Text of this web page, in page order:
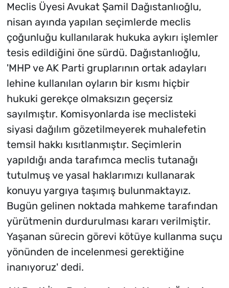
Meclis Üyesi Avukat Şamil Dağıstanlıoğlu,
nisan ayında yapılan seçimlerde meclis
çoğunluğu kullanılarak hukuka aykırı işlemler
tesis edildiğini öne sürdü. Dağıstanlıoğlu,
'MHP ve AK Parti gruplarının ortak adayları
lehine kullanılan oyların bir kısmı hiçbir
hukuki gerekçe olmaksızın geçersiz
sayılmıştır. Komisyonlarda ise meclisteki
siyasi dağılım gözetilmeyerek muhalefetin
temsil hakkı kısıtlanmıştır. Seçimlerin
yapıldığı anda tarafımca meclis tutanağı
tutulmuş ve yasal haklarımızı kullanarak
konuyu yargıya taşımış bulunmaktayız.
Bugün gelinen noktada mahkeme tarafından
yürütmenin durdurulması kararı verilmiştir.
Yaşanan sürecin görevi kötüye kullanma suçu
yönünden de incelenmesi gerektiğine
inanıyoruz' dedi.